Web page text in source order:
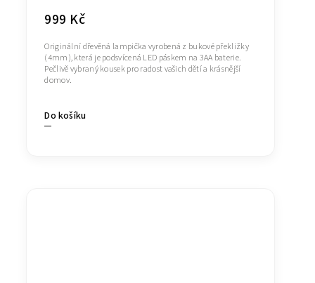
999 Kč
Do košíku
Originální dřevěná lampička vyrobená z bukové překližky
(4mm), která je podsvícená LED páskem na 3AA baterie.
Pečlivě vybraný kousek pro radost vašich dětí a krásnější
domov.